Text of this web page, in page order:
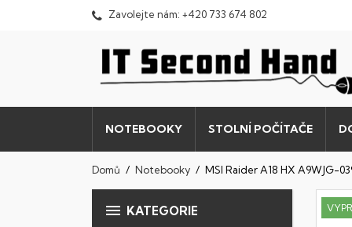
Zavolejte nám: +420 733 674 802
NOTEBOOKY STOLNÍ POČÍTAČE
Domů Notebooky MSI Raider A18 HX A9WJG-
 KATEGORIE